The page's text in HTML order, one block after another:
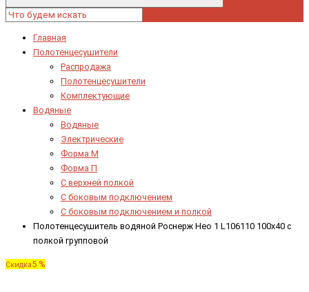
Главная
Полотенцесушители
Распродажа
Полотенцесушители
Комплектующие
Водяные
Водяные
Электрические
Форма М
Форма П
C верхней полкой
C боковым подключением
C боковым подключением и полкой
Полотенцесушитель водяной Роснерж Нео 1 L106110 100x40 с
полкой групповой
Скидка5 %